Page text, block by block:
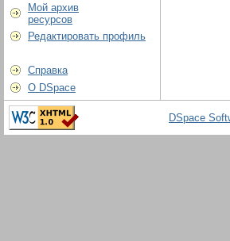
Мой архив
ресурсов
Редактировать профиль
Справка
О DSpace
DSpace